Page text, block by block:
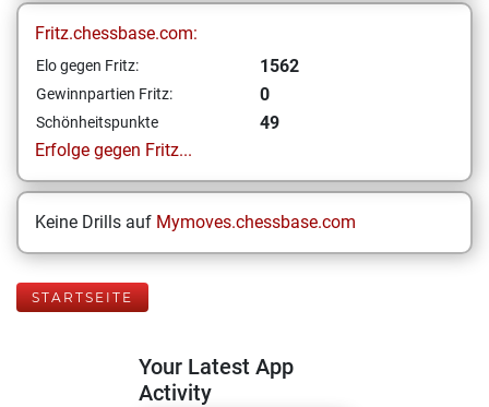
Fritz.chessbase.com:
Elo gegen Fritz: 1562
Gewinnpartien Fritz: 0
Schönheitspunkte
49
Erfolge gegen Fritz...
Keine Drills auf Mymoves.chessbase.com
STARTSEITE
Your Latest App
Activity